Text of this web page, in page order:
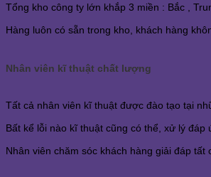
Tổng kho công ty lớn khắp 3 miền : Bắc ,
Hàng luôn có sẵn trong kho, khách hàng
Nhân viên kĩ thuật chất lượng
Tất cả nhân viên kĩ thuật được đào tạo tại
Bất kể lỗi nào kĩ thuật cũng có thể, xử lý
Nhân viên chăm sóc khách hàng giải đáp